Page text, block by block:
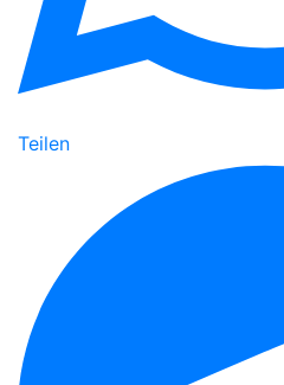
Teilen